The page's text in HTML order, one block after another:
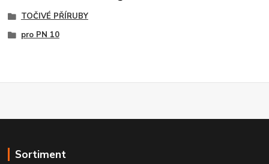
TOČIVÉ PŘÍRUBY
pro PN 10
Sortiment